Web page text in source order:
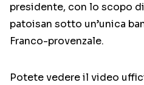
presidente, con lo scopo
patoisan sotto un’unica
Franco-provenzale.
Potete vedere il video